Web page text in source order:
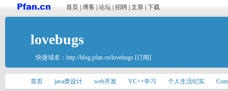
首页 博客 论坛 招聘 文章 下载
lovebugs
快捷域名： http://blog.pfan.cn/lovebugs [订阅]
首页 java类设计 web开发 VC++学习 个人生活纪实